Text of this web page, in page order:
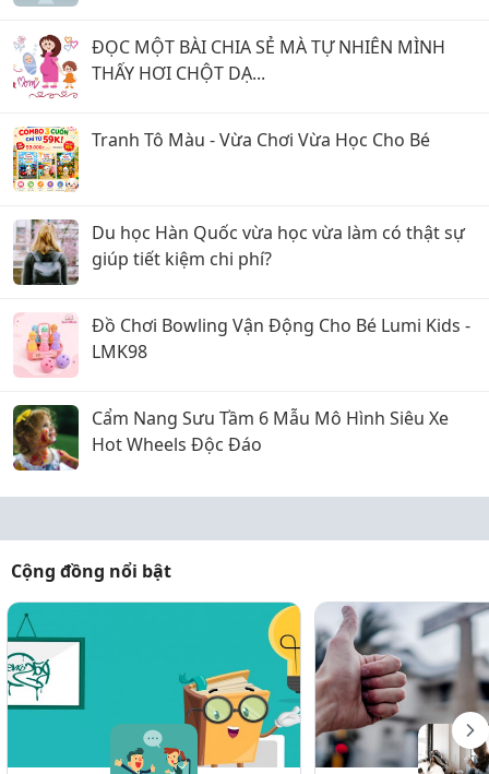
ĐỌC MỘT BÀI CHIA SẺ MÀ TỰ NHIÊN MÌNH
THẤY HƠI CHỘT DẠ...
Tranh Tô Màu - Vừa Chơi Vừa Học Cho Bé
Du học Hàn Quốc vừa học vừa làm có thật sự
giúp tiết kiệm chi phí?
Đồ Chơi Bowling Vận Động Cho Bé Lumi Kids -
LMK98
Cẩm Nang Sưu Tầm 6 Mẫu Mô Hình Siêu Xe
Hot Wheels Độc Đáo
Cộng đồng nổi bật